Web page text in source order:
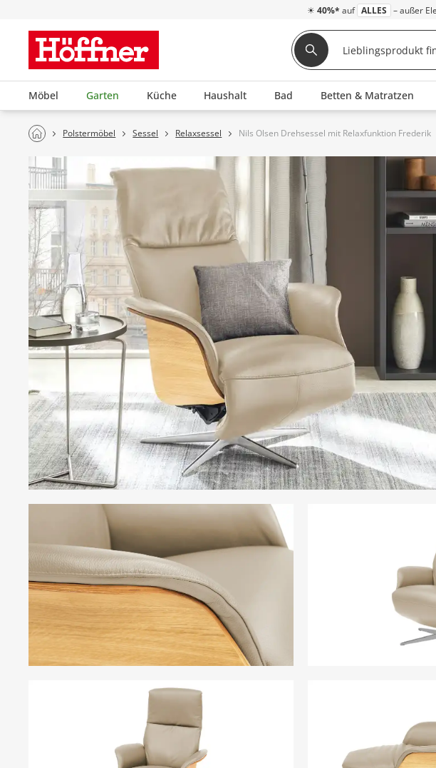
☀ 40%* auf ALLES – außer
Möbel Garten Küche Haushalt Bad Betten & Matratzen
Polstermöbel Sessel Relaxsessel Nils Olsen Drehsessel mit Relaxfunktion Frederik